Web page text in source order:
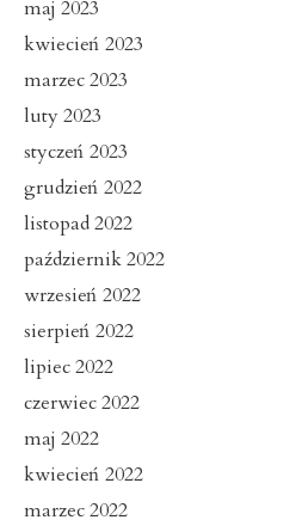
maj 2023
kwiecień 2023
marzec 2023
luty 2023
styczeń 2023
grudzień 2022
listopad 2022
październik 2022
wrzesień 2022
sierpień 2022
lipiec 2022
czerwiec 2022
maj 2022
kwiecień 2022
marzec 2022